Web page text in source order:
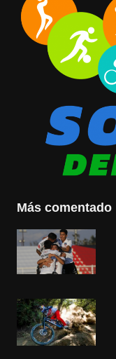
Más comentado